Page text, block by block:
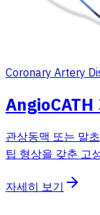
Coronary Artery
AngioCATH
관상동맥 또는 말
팁 형상을 갖춘 고
자세히 보기